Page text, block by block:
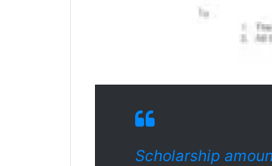
Scholarship amount